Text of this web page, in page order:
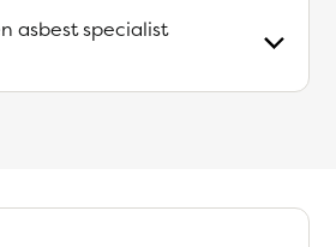
asbest specialist